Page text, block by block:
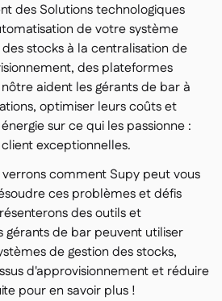
des Solutions technologiques
de votre système
stocks à la centralisation de
des plateformes
aident les gérants de bar à
optimiser leurs coûts et
sur ce qui les passionne :
exceptionnelles.
comment Supy peut vous
ces problèmes et défis
des outils et
gérants de bar peuvent utiliser
de gestion des stocks,
d'approvisionnement et réduire
pour en savoir plus !